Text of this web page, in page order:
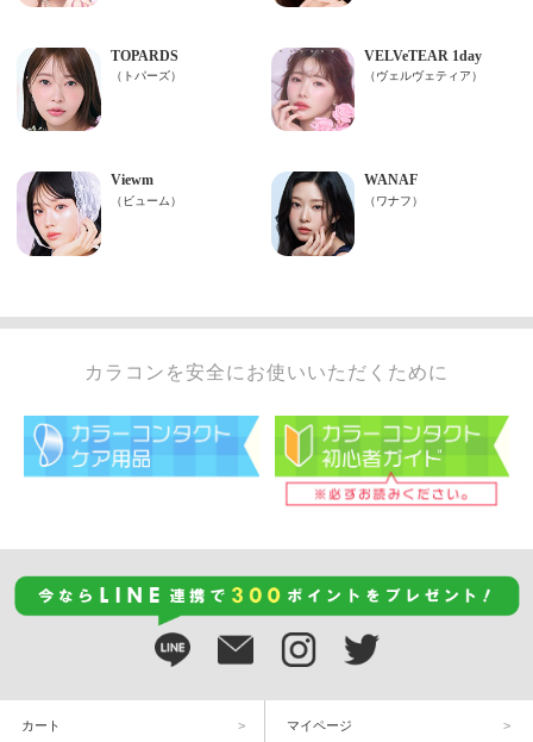
カラコンを安全にお使いいただくために
カート マイページ